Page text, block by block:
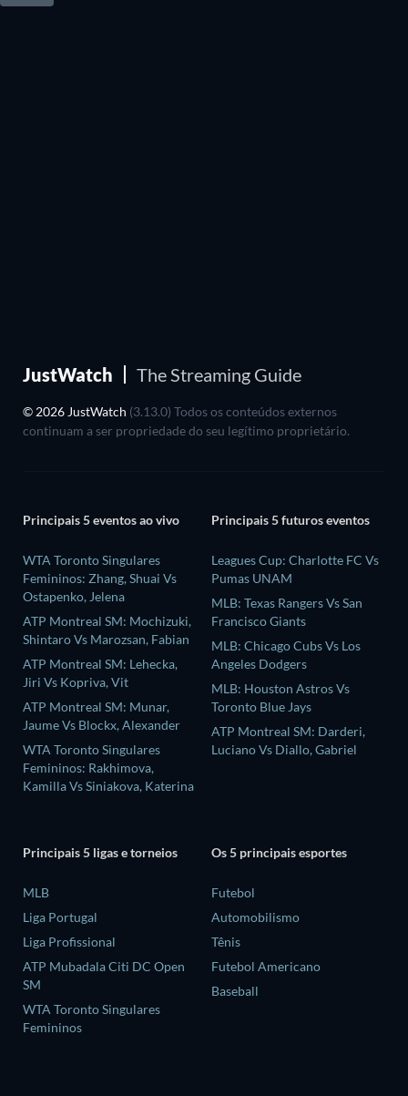
JustWatch The Streaming Guide
© 2026 JustWatch (3.13.0) Todos os conteúdos externos
continuam a ser propriedade do seu legítimo proprietário.
Principais 5 eventos ao vivo
WTA Toronto Singulares
Femininos: Zhang, Shuai Vs
Ostapenko, Jelena
ATP Montreal SM: Mochizuki,
Shintaro Vs Marozsan, Fabian
ATP Montreal SM: Lehecka,
Jiri Vs Kopriva, Vit
ATP Montreal SM: Munar,
Jaume Vs Blockx, Alexander
WTA Toronto Singulares
Femininos: Rakhimova,
Kamilla Vs Siniakova, Katerina
Principais 5 futuros eventos
Leagues Cup: Charlotte FC Vs
Pumas UNAM
MLB: Texas Rangers Vs San
Francisco Giants
MLB: Chicago Cubs Vs Los
Angeles Dodgers
MLB: Houston Astros Vs
Toronto Blue Jays
ATP Montreal SM: Darderi,
Luciano Vs Diallo, Gabriel
Principais 5 ligas e torneios
MLB
Liga Portugal
Liga Profissional
ATP Mubadala Citi DC Open
SM
WTA Toronto Singulares
Femininos
Os 5 principais esportes
Futebol
Automobilismo
Tênis
Futebol Americano
Baseball